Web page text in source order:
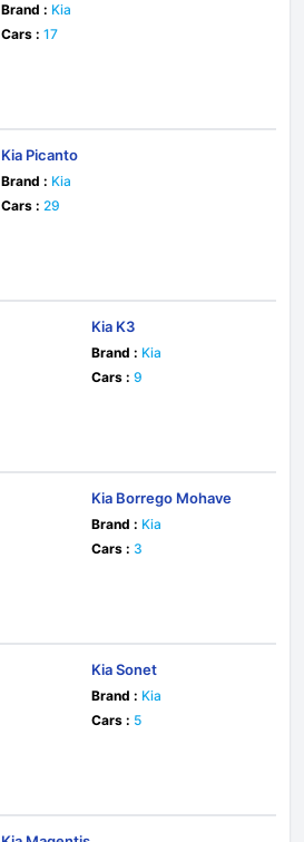
Brand : Kia
Cars : 17
Kia Picanto
Brand : Kia
Cars : 29
Kia K3
Brand : Kia
Cars : 9
Kia Borrego Mohave
Brand : Kia
Cars : 3
Kia Sonet
Brand : Kia
Cars : 5